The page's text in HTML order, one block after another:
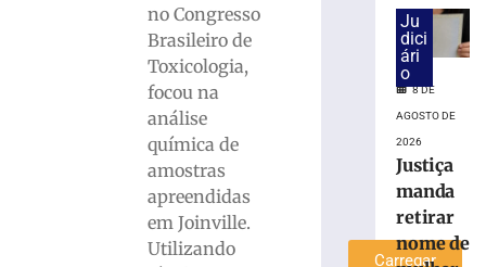
no Congresso
Brasileiro de
Toxicologia,
focou na
análise
química de
amostras
apreendidas
em Joinville.
Utilizando
estrutura
Brusque
Carregar
Ju
dici
ári
o
8 DE
AGOSTO DE
2026
Justiça
manda
retirar
nome de